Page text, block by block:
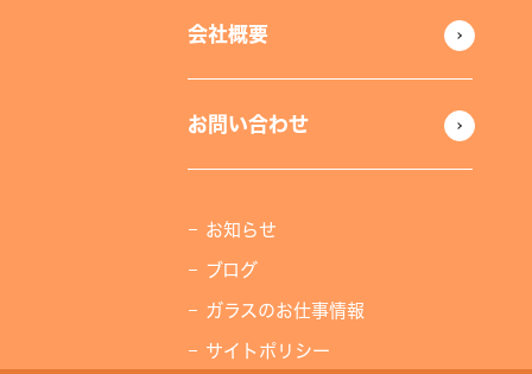
会社概要
お問い合わせ
お知らせ
ブログ
ガラスのお仕事情報
サイトポリシー